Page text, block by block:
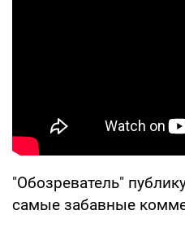
"Обозреватель"
самые забавные